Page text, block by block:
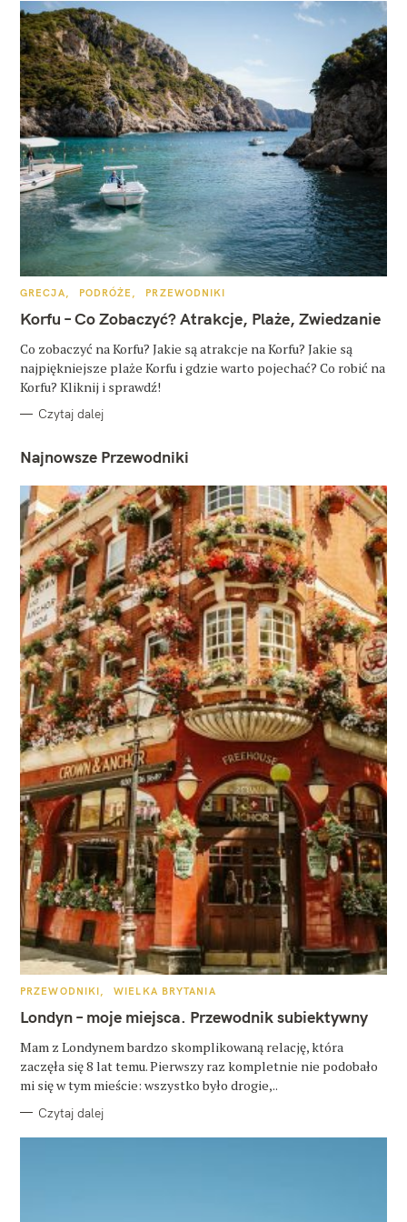
K
T
E
O
R
I
GRECJA PODRÓŻE PRZEWODNIKI
Korfu – Co Zobaczyć? Atrakcje, Plaże, Zwiedzanie
Co zobaczyć na Korfu? Jakie są atrakcje na Korfu? Jakie są
najpiękniejsze plaże Korfu i gdzie warto pojechać? Co robić na
Korfu? Kliknij i sprawdź!
Czytaj dalej
Najnowsze Przewodniki
K
T
E
O
R
I
PRZEWODNIKI WIELKA BRYTANIA
Londyn – moje miejsca. Przewodnik subiektywny
Mam z Londynem bardzo skomplikowaną relację, która
zaczęła się 8 lat temu. Pierwszy raz kompletnie nie podobało
mi się w tym mieście: wszystko było drogie,..
Czytaj dalej